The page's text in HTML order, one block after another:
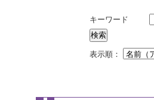
キーワード
表示順：